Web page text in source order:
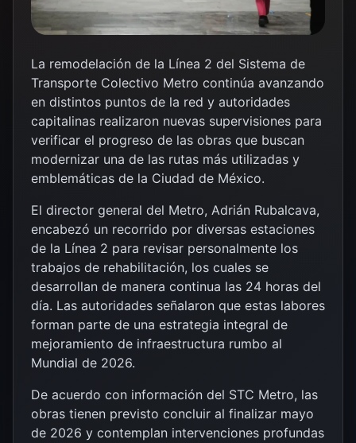
La remodelación de la Línea 2 del Sistema de
Transporte Colectivo Metro continúa avanzando
en distintos puntos de la red y autoridades
capitalinas realizaron nuevas supervisiones para
verificar el progreso de las obras que buscan
modernizar una de las rutas más utilizadas y
emblemáticas de la Ciudad de México.
El director general del Metro, Adrián Rubalcava,
encabezó un recorrido por diversas estaciones
de la Línea 2 para revisar personalmente los
trabajos de rehabilitación, los cuales se
desarrollan de manera continua las 24 horas del
día. Las autoridades señalaron que estas labores
forman parte de una estrategia integral de
mejoramiento de infraestructura rumbo al
Mundial de 2026.
De acuerdo con información del STC Metro, las
obras tienen previsto concluir al finalizar mayo
de 2026 y contemplan intervenciones profundas